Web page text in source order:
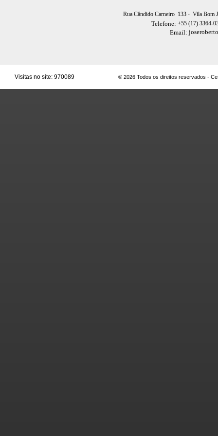
Rua Cândido Carneiro 133 - Vila Bom
Telefone: +55 (17) 3364-
Email:
Visitas no site: 970089 © 2026 Todos os direitos reservados -